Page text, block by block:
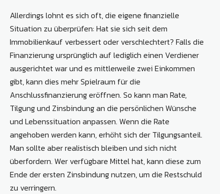
Allerdings lohnt es sich oft, die eigene finanzielle
Situation zu überprüfen: Hat sie sich seit dem
Immobilienkauf verbessert oder verschlechtert? Falls die
Finanzierung ursprünglich auf lediglich einen Verdiener
ausgerichtet war und es mittlerweile zwei Einkommen
gibt, kann dies mehr Spielraum für die
Anschlussfinanzierung eröffnen. So kann man Rate,
Tilgung und Zinsbindung an die persönlichen Wünsche
und Lebenssituation anpassen. Wenn die Rate
angehoben werden kann, erhöht sich der Tilgungsanteil.
Man sollte aber realistisch bleiben und sich nicht
überfordern. Wer verfügbare Mittel hat, kann diese zum
Ende der ersten Zinsbindung nutzen, um die Restschuld
zu verringern.